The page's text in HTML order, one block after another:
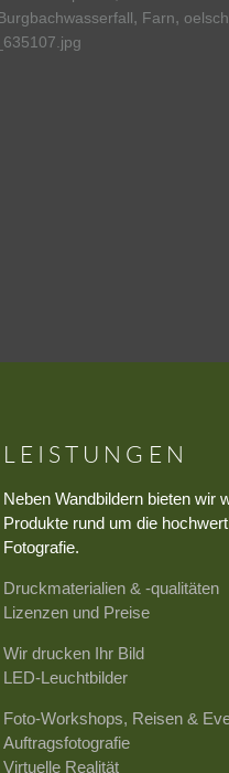
, Farn,
LEISTUNGEN
Neben Wandbildern bieten wir
Produkte rund um die
Fotografie.
Druckmaterialien & -qualitäten
Lizenzen und Preise
Wir drucken Ihr Bild
LED-Leuchtbilder
Foto-Workshops, Reisen &
Auftragsfotografie
Virtuelle Realität